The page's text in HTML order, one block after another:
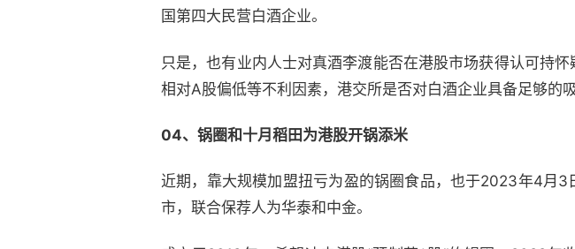
国第四大民营白酒企业。
只是，也有业内人士对真酒李渡能否在港股市场获得认可持
相对A股偏低等不利因素，港交所是否对白酒企业具备足够的
04、锅圈和十月稻田为港股开锅添米
近期，靠大规模加盟扭亏为盈的锅圈食品，也于2023年4月3
市，联合保荐人为华泰和中金。